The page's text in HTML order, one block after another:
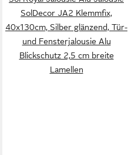
SolDecor JA2 Klemmfix,
40x130cm, Silber glänzend, Tür-
und Fensterjalousie Alu
Blickschutz 2,5 cm breite
Lamellen